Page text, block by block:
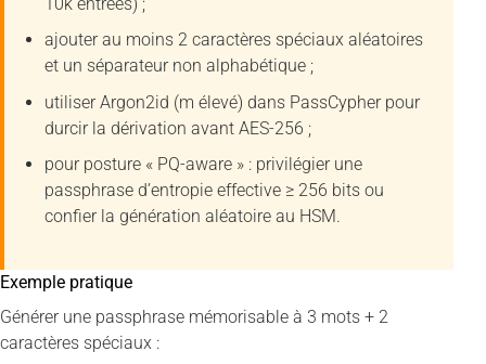
ajouter au moins 2 caractères spéciaux aléatoires
et un séparateur non alphabétique ;
utiliser Argon2id (m élevé) dans PassCypher pour
durcir la dérivation avant AES-256 ;
pour posture « PQ-aware » : privilégier une
passphrase d’entropie effective ≥ 256 bits ou
confier la génération aléatoire au HSM.
Exemple pratique
Générer une passphrase mémorisable à 3 mots + 2
caractères spéciaux :